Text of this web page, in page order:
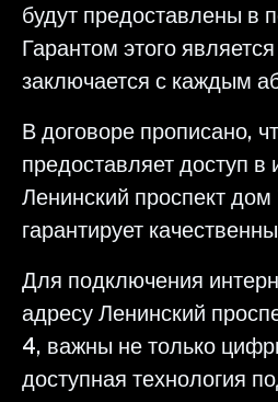
будут предоставлены в
Гарантом этого
заключается с каждым
В договоре прописано,
предоставляет доступ в
Ленинский проспект дом
гарантирует
Для подключения
адресу Ленинский
4, важны не только
доступная технология